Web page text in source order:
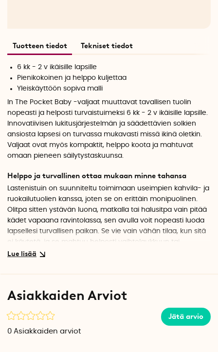
Tuotteen tiedot Tekniset tiedot
6 kk - 2 v ikäisille lapsille
Pienikokoinen ja helppo kuljettaa
Yleiskäyttöön sopiva malli
In The Pocket Baby -valjaat muuttavat tavallisen tuolin
nopeasti ja helposti turvaistuimeksi 6 kk - 2 v ikäisille lapsille.
Innovatiivisen lukitusjärjestelmän ja säädettävien solkien
ansiosta lapsesi on turvassa mukavasti missä ikinä oletkin.
Valjaat ovat myös kompaktit, helppo koota ja mahtuvat
omaan pieneen säilytystaskuunsa.
Helppo ja turvallinen ottaa mukaan minne tahansa
Lastenistuin on suunniteltu toimimaan useimpien kahvila- ja
ruokailutuolien kanssa, joten se on erittäin monipuolinen.
Olitpa sitten ystävän luona, matkalla tai halusitpa vain pitää
kädet vapaana ravintolassa, sen avulla voit nopeasti luoda
lapsellesi turvallisen paikan. Se vie vain vähän tilaa, kun sitä
ei käytetä, ja se mahtuu helposti vaihtolaukkuun tai
reppuun.
voidaan mukauttaa lapsesi kokoon. Valjaita voidaan siis
käyttää siitä lähtien, kun lapsi pystyy istumaan itsenäisesti
(noin 6 kk), aina noin 2-vuotiaaksi asti.
Asiakkaiden Arviot
Jätä arvio
0 Asiakkaiden arviot